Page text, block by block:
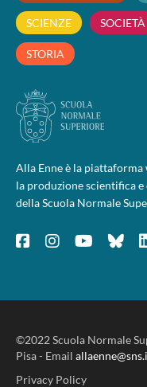
SCIENZE SOCIETÀ
STORIA
Alla Enne è la piattaforma
la produzione scientifica
della Scuola Normale
©2022 Scuola Normale
Pisa - Email
Privacy Policy